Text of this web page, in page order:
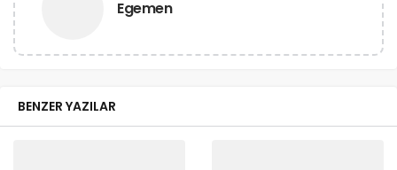
Egemen
BENZER YAZILAR